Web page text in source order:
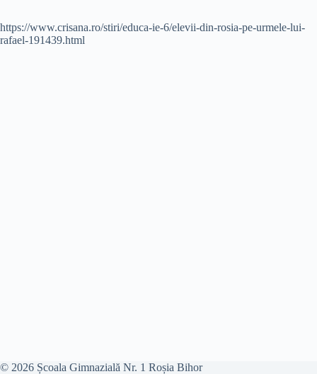
https://www.crisana.ro/stiri/educa-ie-6/elevii-din-rosia-pe-urmele-lui-
rafael-191439.html
© 2026 Școala Gimnazială Nr. 1 Roșia Bihor